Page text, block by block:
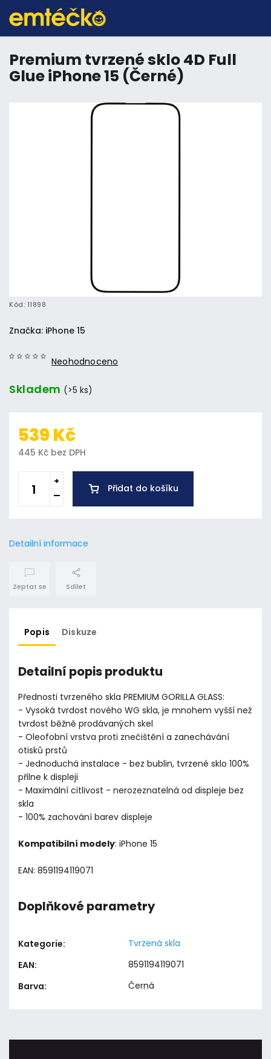
Premium tvrzené sklo 4D Full
Glue iPhone 15 (Černé)
Kód: 11898
Neohodnoceno
Značka: iPhone 15
Skladem (>5 ks)
539 Kč
445 Kč bez DPH
Přidat do košíku
Detailní informace
Zeptat se Sdílet
Popis Diskuze
Detailní popis produktu
Přednosti tvrzeného skla PREMIUM GORILLA GLASS:
- Vysoká tvrdost nového WG skla, je mnohem vyšší než
tvrdost běžně prodávaných skel
- Oleofobní vrstva proti znečištění a zanechávání
otisků prstů
- Jednoduchá instalace - bez bublin, tvrzené sklo 100%
přilne k displeji
- Maximální citlivost - nerozeznatelná od displeje bez
skla
- 100% zachování barev displeje
Kompatibilní modely: iPhone 15
EAN: 8591194119071
Doplňkové parametry
Kategorie:
Tvrzená skla
EAN:
8591194119071
Barva: Černá